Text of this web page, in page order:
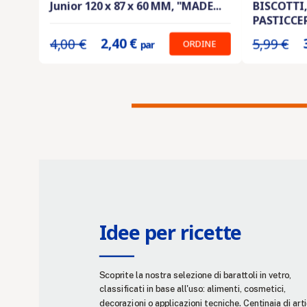
Prix unitaire :2.40 €
Junior 120 x 87 x 60 MM, "MADE...
4,00 € 2,40 € par ORDINE
Prix unitaire :
5,99 €
Idee per ricette
Scoprite la nostra selezione di barattoli in vetro,
classificati in base all'uso: alimenti, cosmetici,
decorazioni o applicazioni tecniche. Centinaia di